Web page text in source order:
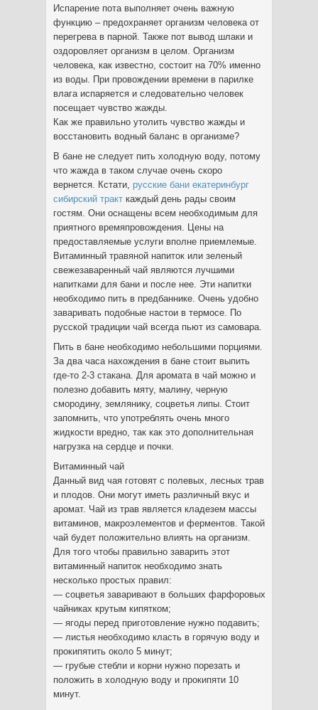
Испарение пота выполняет очень важную
функцию – предохраняет организм человека от
перегрева в парной. Также пот вывод шлаки и
оздоровляет организм в целом. Организм
человека, как известно, состоит на 70% именно
из воды. При провождении времени в парилке
влага испаряется и следовательно человек
посещает чувство жажды.
Как же правильно утолить чувство жажды и
восстановить водный баланс в организме?
В бане не следует пить холодную воду, потому
что жажда в таком случае очень скоро
вернется. Кстати, русские бани екатеринбург
сибирский тракт каждый день рады своим
гостям. Они оснащены всем необходимым для
приятного времяпровождения. Цены на
предоставляемые услуги вполне приемлемые.
Витаминный травяной напиток или зеленый
свежезаваренный чай являются лучшими
напитками для бани и после нее. Эти напитки
необходимо пить в предбаннике. Очень удобно
заваривать подобные настои в термосе. По
русской традиции чай всегда пьют из самовара.
Пить в бане необходимо небольшими порциями.
За два часа нахождения в бане стоит выпить
где-то 2-3 стакана. Для аромата в чай можно и
полезно добавить мяту, малину, черную
смородину, землянику, соцветья липы. Стоит
запомнить, что употреблять очень много
жидкости вредно, так как это дополнительная
нагрузка на сердце и почки.
Витаминный чай
Данный вид чая готовят с полевых, лесных трав
и плодов. Они могут иметь различный вкус и
аромат. Чай из трав является кладезем массы
витаминов, макроэлементов и ферментов. Такой
чай будет положительно влиять на организм.
Для того чтобы правильно заварить этот
витаминный напиток необходимо знать
несколько простых правил:
— соцветья заваривают в больших фарфоровых
чайниках крутым кипятком;
— ягоды перед приготовление нужно подавить;
— листья необходимо класть в горячую воду и
прокипятить около 5 минут;
— грубые стебли и корни нужно порезать и
положить в холодную воду и прокипяти 10
минут.